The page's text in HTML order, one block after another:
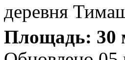
деревня
Площадь: 30